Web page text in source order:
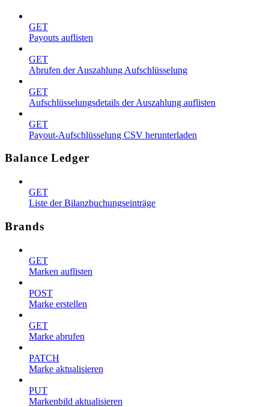
GET
Payouts auflisten
GET
Abrufen der Auszahlung Aufschlüsselung
GET
Aufschlüsselungsdetails der Auszahlung auflisten
GET
Payout-Aufschlüsselung CSV herunterladen
Balance Ledger
GET
Liste der Bilanzbuchungseinträge
Brands
GET
Marken auflisten
POST
Marke erstellen
GET
Marke abrufen
PATCH
Marke aktualisieren
PUT
Markenbild aktualisieren